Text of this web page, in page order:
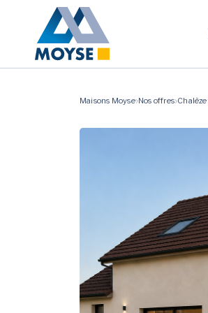
Maisons Moyse Nos offres Chalèze